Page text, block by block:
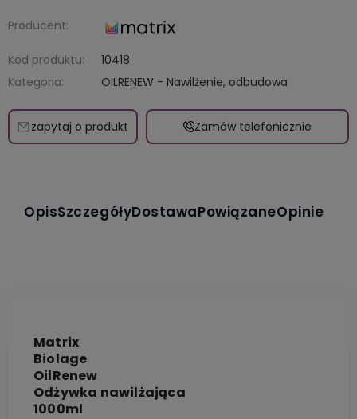
Producent:
Kod produktu:
10418
Kategoria:
OILRENEW - Nawilżenie, odbudowa
zapytaj o produkt Zamów telefonicznie
OpisSzczegółyDostawaPowiązaneOpinie
Matrix
Biolage
OilRenew
Odżywka nawilżająca
1000ml